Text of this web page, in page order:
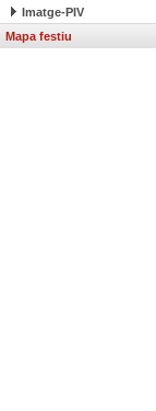
Imatge-PIV
Mapa festiu